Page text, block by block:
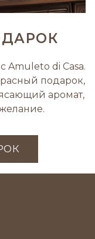
Amuleto di Casa.
подарок,
аромат,